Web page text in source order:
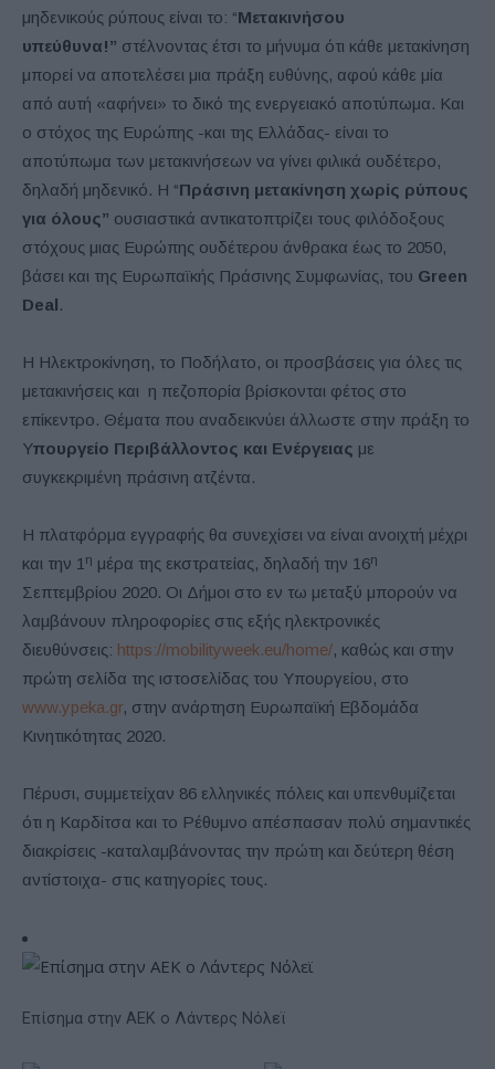
μηδενικούς ρύπους είναι το: “Μετακινήσου
υπεύθυνα!” στέλνοντας έτσι το μήνυμα ότι κάθε μετακίνηση
μπορεί να αποτελέσει μια πράξη ευθύνης, αφού κάθε μία
από αυτή «αφήνει» το δικό της ενεργειακό αποτύπωμα. Και
ο στόχος της Ευρώπης -και της Ελλάδας- είναι το
αποτύπωμα των μετακινήσεων να γίνει φιλικά ουδέτερο,
δηλαδή μηδενικό. Η “Πράσινη μετακίνηση χωρίς ρύπους
για όλους” ουσιαστικά αντικατοπτρίζει τους φιλόδοξους
στόχους μιας Ευρώπης ουδέτερου άνθρακα έως το 2050,
βάσει και της Ευρωπαϊκής Πράσινης Συμφωνίας, του Green
Deal .
Η Ηλεκτροκίνηση, το Ποδήλατο, οι προσβάσεις για όλες τις
μετακινήσεις και η πεζοπορία βρίσκονται φέτος στο
επίκεντρο. Θέματα που αναδεικνύει άλλωστε στην πράξη το
Υπουργείο Περιβάλλοντος και Ενέργειας με
συγκεκριμένη πράσινη ατζέντα.
Η πλατφόρμα εγγραφής θα συνεχίσει να είναι ανοιχτή μέχρι
και την 1η μέρα της εκστρατείας, δηλαδή την 16η
Σεπτεμβρίου 2020. Οι Δήμοι στο εν τω μεταξύ μπορούν να
λαμβάνουν πληροφορίες στις εξής ηλεκτρονικές
διευθύνσεις: https://mobilityweek.eu/home/, καθώς και στην
πρώτη σελίδα της ιστοσελίδας του Υπουργείου, στο
www.ypeka.gr, στην ανάρτηση Ευρωπαϊκή Εβδομάδα
Κινητικότητας 2020.
Πέρυσι, συμμετείχαν 86 ελληνικές πόλεις και υπενθυμίζεται
ότι η Καρδίτσα και το Ρέθυμνο απέσπασαν πολύ σημαντικές
διακρίσεις -καταλαμβάνοντας την πρώτη και δεύτερη θέση
αντίστοιχα- στις κατηγορίες τους.
Επίσημα στην ΑΕΚ ο Λάντερς Νόλεϊ